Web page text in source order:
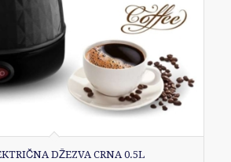
DŽEZVA CRNA 0.5L